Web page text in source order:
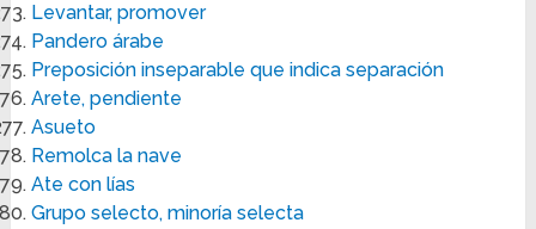
Levantar, promover
Pandero árabe
Preposición inseparable que indica separación
Arete, pendiente
Asueto
Remolca la nave
Ate con lías
Grupo selecto, minoría selecta